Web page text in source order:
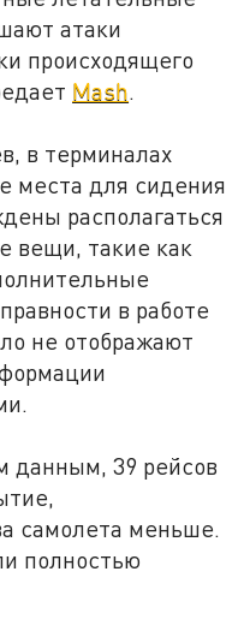
атаки
происходящего
Mash.
в терминалах
места для сидения
располагаться
вещи, такие как
в работе
не отображают
данным, 39 рейсов
самолета меньше.
полностью